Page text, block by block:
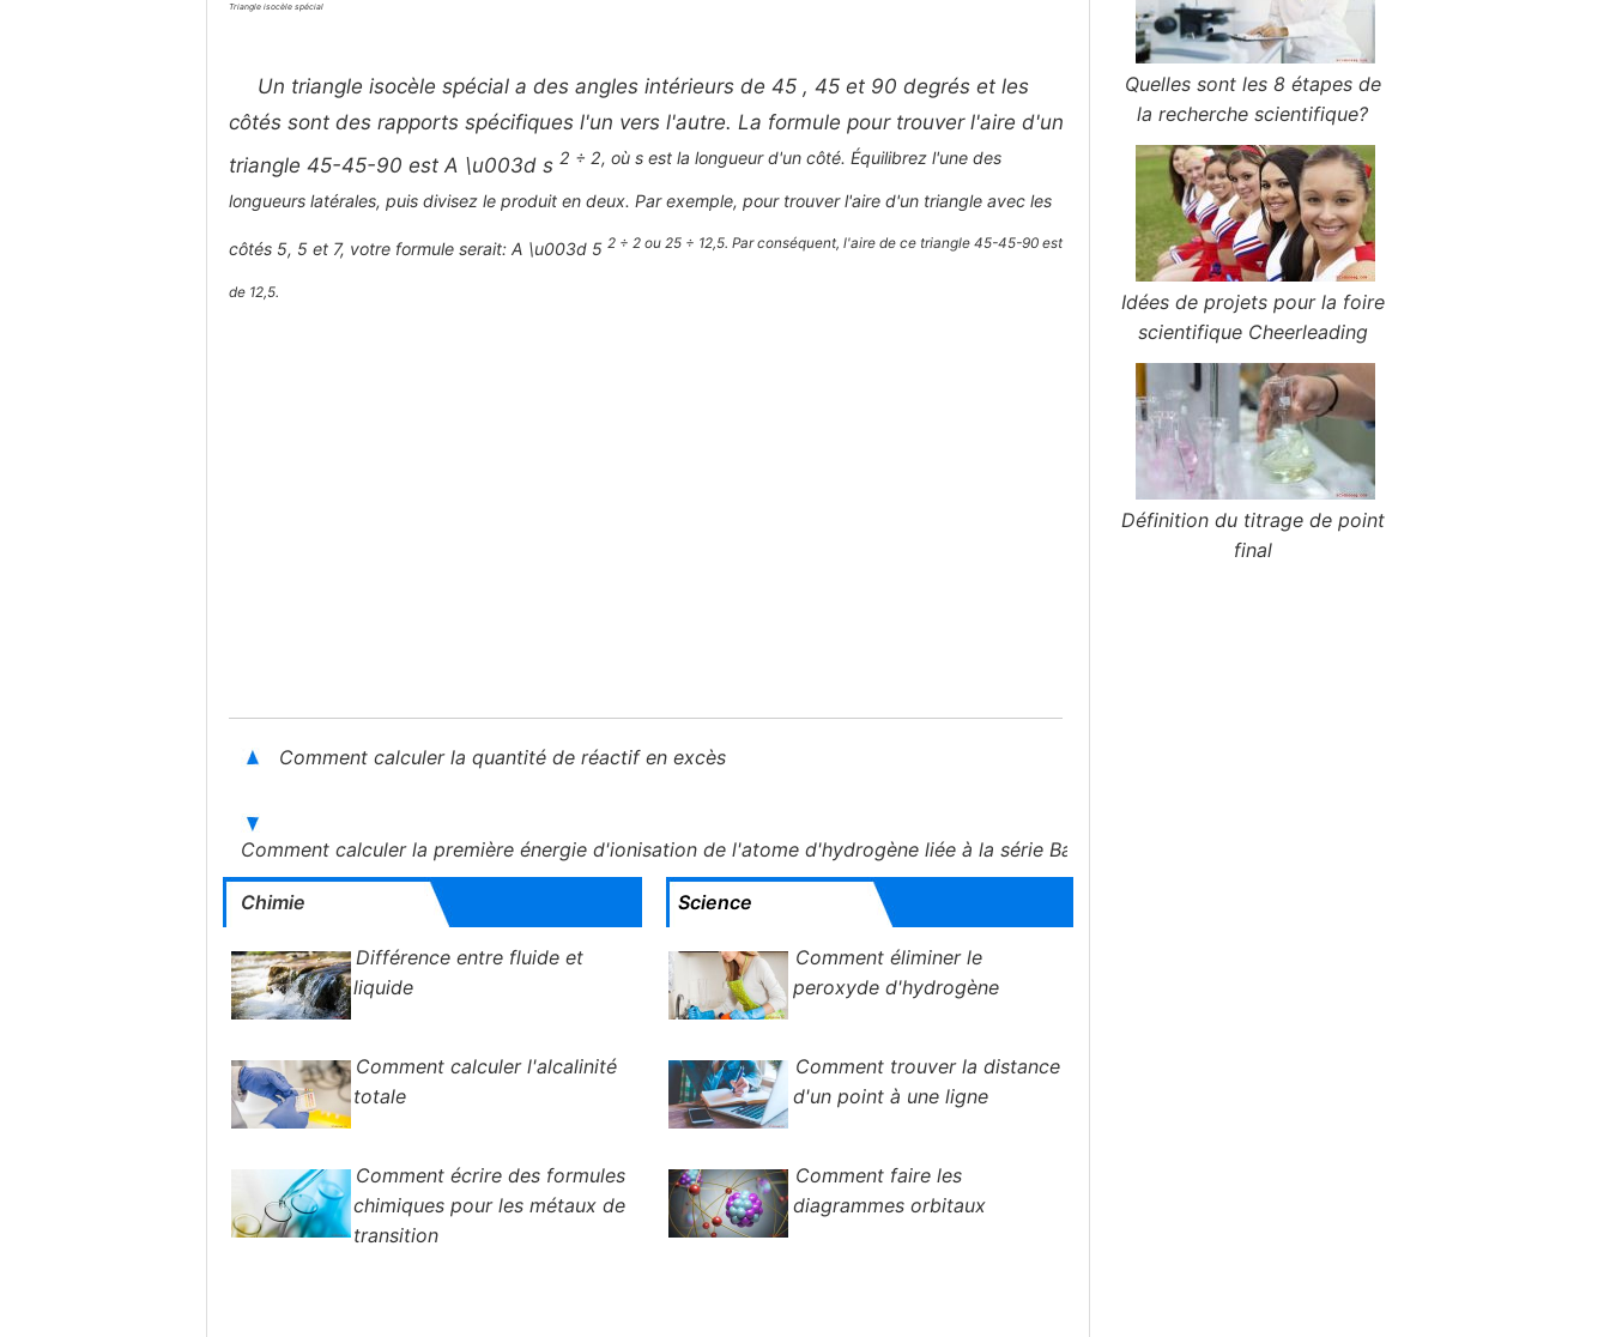
Triangle isocèle spécial
Un triangle isocèle spécial a des angles intérieurs de 45 , 45 et 90 degrés et les
côtés sont des rapports spécifiques l'un vers l'autre. La formule pour trouver l'aire d'un
triangle 45-45-90 est A \u003d s 2 ÷ 2, où s est la longueur d'un côté. Équilibrez l'une des
longueurs latérales, puis divisez le produit en deux. Par exemple, pour trouver l'aire d'un triangle avec les
côtés 5, 5 et 7, votre formule serait: A \u003d 5 2 ÷ 2 ou 25 ÷ 12,5. Par conséquent, l'aire de ce triangle 45-45-90 est
de 12,5.
Comment calculer la quantité de réactif en excès
Comment calculer la première énergie d'ionisation de l'atome d'hydrogène liée à la série Balmer
Chimie
Différence entre fluide et
liquide
Comment calculer l'alcalinité
totale
Comment écrire des formules
chimiques pour les métaux de
transition
Science
Comment éliminer le
peroxyde d'hydrogène
Comment trouver la distance
d'un point à une ligne
Comment faire les
diagrammes orbitaux
Quelles sont les 8 étapes de
la recherche scientifique?
Idées de projets pour la foire
scientifique Cheerleading
Définition du titrage de point
final